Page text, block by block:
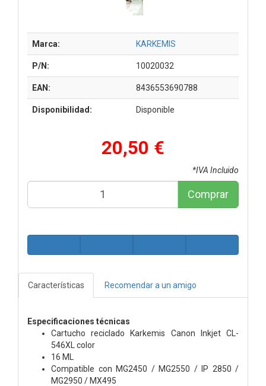
Marca: KARKEMIS
P/N: 10020032
EAN: 8436553690788
Disponibilidad: Disponible
20,50 €
*IVA Incluido
Comprar
Características Recomendar a un amigo
Especificaciones técnicas
Cartucho reciclado Karkemis Canon Inkjet CL-
546XL color
16 ML
Compatible con MG2450 / MG2550 / IP 2850 /
MG2950 / MX495